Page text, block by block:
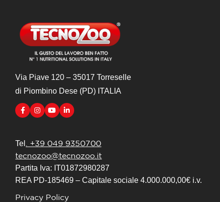
Via Piave 120 – 35017 Torreselle
di Piombino Dese (PD) ITALIA
Tel
. +39 049 9350700
tecnozoo@tecnozoo.it
Partita Iva: IT01872980287
REA PD-185469 – Capitale sociale 4.000.000,00€ i.v.
Privacy Policy